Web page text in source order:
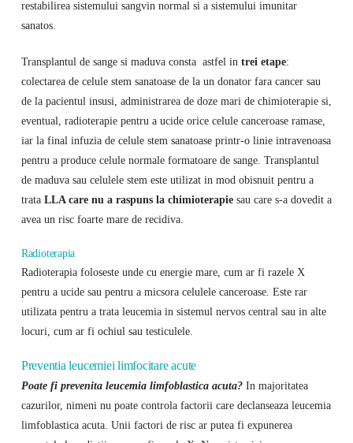
restabilirea sistemului sangvin normal si a sistemului imunitar
sanatos.
Transplantul de sange si maduva consta astfel in trei etape:
colectarea de celule stem sanatoase de la un donator fara cancer sau
de la pacientul insusi, administrarea de doze mari de chimioterapie si,
eventual, radioterapie pentru a ucide orice celule canceroase ramase,
iar la final infuzia de celule stem sanatoase printr-o linie intravenoasa
pentru a produce celule normale formatoare de sange. Transplantul
de maduva sau celulele stem este utilizat in mod obisnuit pentru a
trata LLA care nu a raspuns la chimioterapiesau care s-a dovedit a
avea un risc foarte mare de recidiva.
Radioterapia
Radioterapia foloseste unde cu energie mare, cum ar fi razele X
pentru a ucide sau pentru a micsora celulele canceroase. Este rar
utilizata pentru a trata leucemia in sistemul nervos central sau in alte
locuri, cum ar fi ochiul sau testiculele.
Preventia leucemiei limfocitare acute
Poate fi prevenita leucemia limfoblastica acuta? In majoritatea
cazurilor, nimeni nu poate controla factorii care declanseaza leucemia
limfoblastica acuta. Unii factori de risc ar putea fi expunerea